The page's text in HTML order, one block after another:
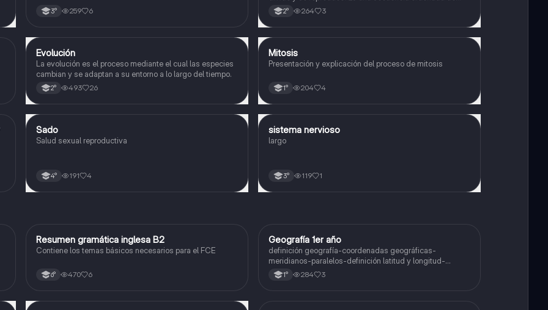
3° 259 6
eventos que permiten la replicación del material genético
y la formación de dos células hijas idénticas
2° 264 3
Biología
Evolución
La evolución es el proceso mediante el cual las especies
cambian y se adaptan a su entorno a lo largo del tiempo.
2° 493 26
Biología
Mitosis
Presentación y explicación del proceso de mitosis
1° 204 4
Biología
Sado
Salud sexual reproductiva
4° 191 4
Biología
sistema nervioso
largo
3° 119 1
Inglés
Resumen gramática inglesa B2
Contiene los temas básicos necesarios para el FCE
6° 470 6
Geografía
Geografía 1er año
definición geografía-coordenadas geográficas-
meridianos-paralelos-definición latitud y longitud-
elementos del mapa-definición mapa-localización
relativa y absoluta
1° 284 3